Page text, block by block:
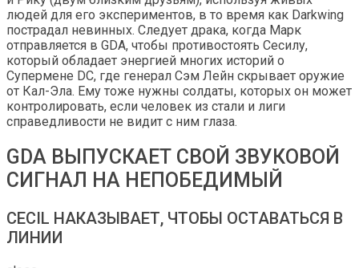
людей для его экспериментов, в то время как Darkwing
пострадал невинных. Следует драка, когда Марк
отправляется в GDA, чтобы противостоять Сесилу,
который обладает энергией многих историй о
Супермене DC, где генерал Сэм Лейн скрывает оружие
от Кал-Эла. Ему тоже нужны солдаты, которых он может
контролировать, если человек из стали и лиги
справедливости не видит с ним глаза.
GDA ВЫПУСКАЕТ СВОЙ ЗВУКОВОЙ
СИГНАЛ НА НЕПОБЕДИМЫЙ
CECIL НАКАЗЫВАЕТ, ЧТОБЫ ОСТАВАТЬСЯ В
ЛИНИИ